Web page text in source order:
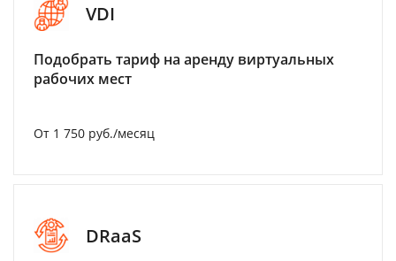
VDI
Подобрать тариф на аренду виртуальных
рабочих мест
От 1 750 руб./месяц
DRaaS